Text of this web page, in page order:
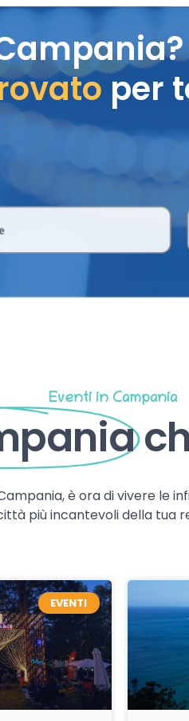
per
Eventi in Campania
è ora di vivere le
più incantevoli della tua
EVENTI